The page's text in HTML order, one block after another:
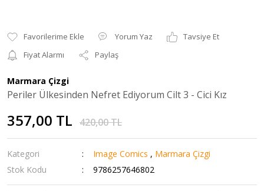
Yorum Yaz
Tavsiye Et
Fiyat Alarmı
Paylaş
Marmara Çizgi
Periler Ülkesinden Nefret Ediyorum Cilt 3 - Cici Kız
357,00 TL 420,00 TL
Kategori Image Comics , Marmara Çizgi
Stok Kodu
9786257646802